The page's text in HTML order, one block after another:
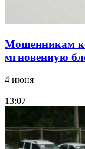
Мошенникам
мгновенную
4 июня
13:07